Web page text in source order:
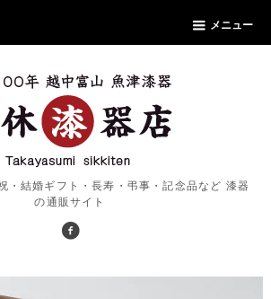
メニュー
・結婚ギフト・長寿・弔事・記念品など 漆器
の通販サイト